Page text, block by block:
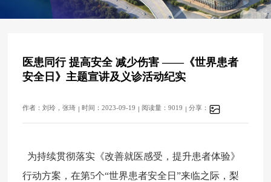
医患同行 提高安全 减少伤害 ——《世界患者
安全日》主题宣讲及义诊活动纪实
作者：刘玲，张琦 时间：2023-09-19 阅读量：9019 分享：
为持续贯彻落实《改善就医感受，提升患者体验》
行动方案，在第5个“世界患者安全日”来临之际，梨